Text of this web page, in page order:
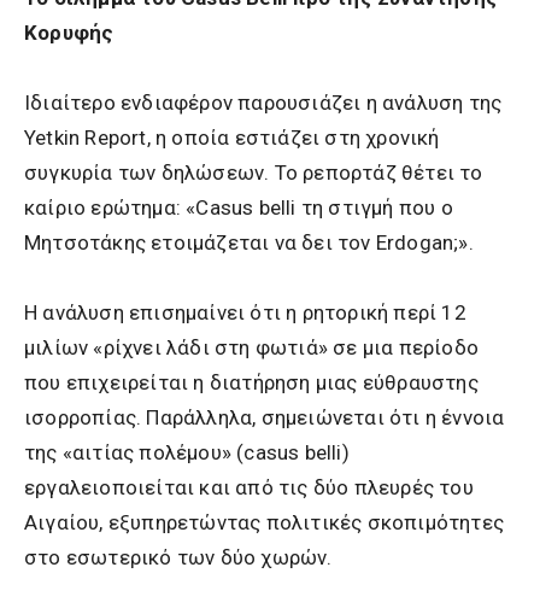
Κορυφής
Ιδιαίτερο ενδιαφέρον παρουσιάζει η ανάλυση της
Yetkin Report, η οποία εστιάζει στη χρονική
συγκυρία των δηλώσεων. Το ρεπορτάζ θέτει το
καίριο ερώτημα: «Casus belli τη στιγμή που ο
Μητσοτάκης ετοιμάζεται να δει τον Erdogan;».
Η ανάλυση επισημαίνει ότι η ρητορική περί 12
μιλίων «ρίχνει λάδι στη φωτιά» σε μια περίοδο
που επιχειρείται η διατήρηση μιας εύθραυστης
ισορροπίας. Παράλληλα, σημειώνεται ότι η έννοια
της «αιτίας πολέμου» (casus belli)
εργαλειοποιείται και από τις δύο πλευρές του
Αιγαίου, εξυπηρετώντας πολιτικές σκοπιμότητες
στο εσωτερικό των δύο χωρών.